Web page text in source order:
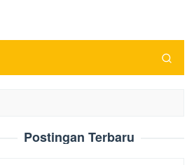
Postingan Terbaru